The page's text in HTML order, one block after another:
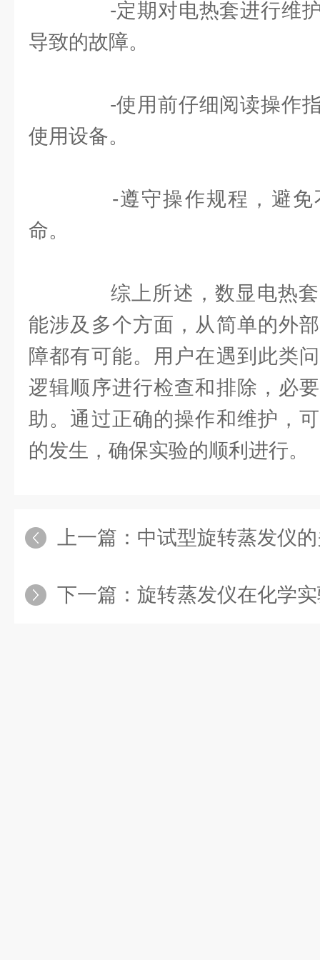
-定期对电热套进行维护
导致的故障。
-使用前仔细阅读操作指
使用设备。
-遵守操作规程，避免
命。
综上所述，数显电热套
能涉及多个方面，从简单的外
障都有可能。用户在遇到此类
逻辑顺序进行检查和排除，必
助。通过正确的操作和维护，
的发生，确保实验的顺利进行。
上一篇： 中试型旋转蒸发仪的关键
下一篇： 旋转蒸发仪在化学